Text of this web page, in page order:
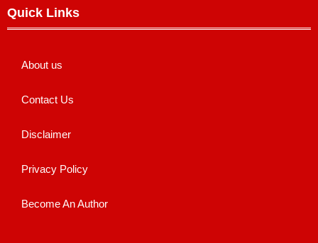
Quick Links
About us
Contact Us
Disclaimer
Privacy Policy
Become An Author